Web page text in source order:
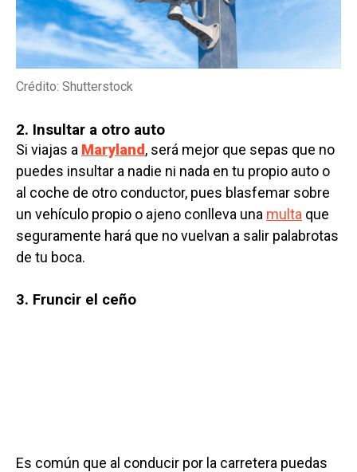
Crédito: Shutterstock
2. Insultar a otro auto
Si viajas a Maryland, será mejor que sepas que no
puedes insultar a nadie ni nada en tu propio auto o
al coche de otro conductor, pues blasfemar sobre
un vehículo propio o ajeno conlleva una multa que
seguramente hará que no vuelvan a salir palabrotas
de tu boca.
3. Fruncir el ceño
Es común que al conducir por la carretera puedas